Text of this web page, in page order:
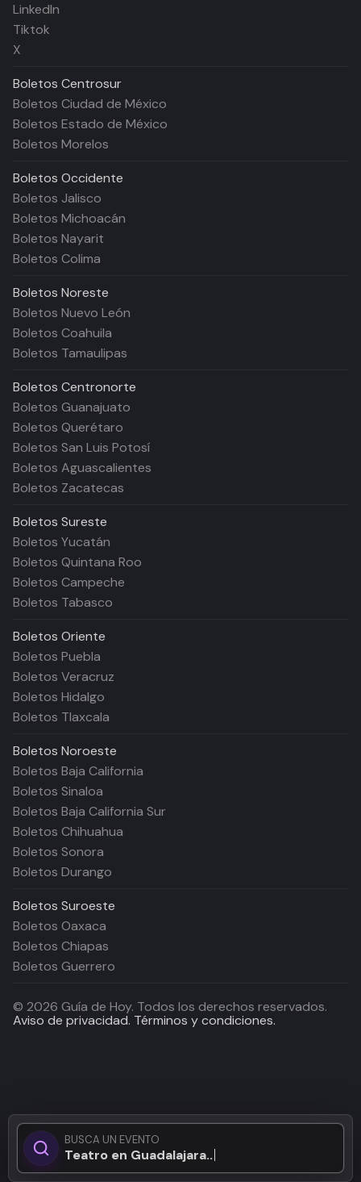
BUSCA UN EVENTO
Teatro en Guadalajara...
LinkedIn
Tiktok
X
Boletos Centrosur
Boletos Ciudad de México
Boletos Estado de México
Boletos Morelos
Boletos Occidente
Boletos Jalisco
Boletos Michoacán
Boletos Nayarit
Boletos Colima
Boletos Noreste
Boletos Nuevo León
Boletos Coahuila
Boletos Tamaulipas
Boletos Centronorte
Boletos Guanajuato
Boletos Querétaro
Boletos San Luis Potosí
Boletos Aguascalientes
Boletos Zacatecas
Boletos Sureste
Boletos Yucatán
Boletos Quintana Roo
Boletos Campeche
Boletos Tabasco
Boletos Oriente
Boletos Puebla
Boletos Veracruz
Boletos Hidalgo
Boletos Tlaxcala
Boletos Noroeste
Boletos Baja California
Boletos Sinaloa
Boletos Baja California Sur
Boletos Chihuahua
Boletos Sonora
Boletos Durango
Boletos Suroeste
Boletos Oaxaca
Boletos Chiapas
Boletos Guerrero
© 2026 Guía de Hoy. Todos los derechos reservados.
Aviso de privacidad. Términos y condiciones.